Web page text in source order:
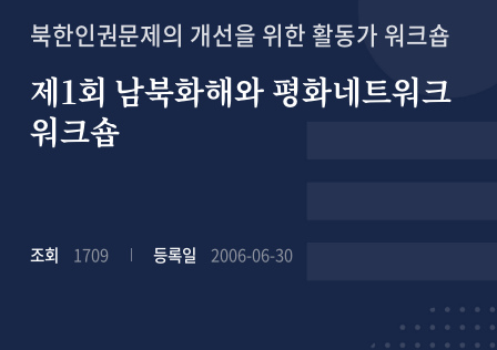
북한인권문제의 개선을 위한 활동가 워크숍
제1회 남북화해와 평화네트워크
워크숍
조회 1709 등록일 2006-06-30